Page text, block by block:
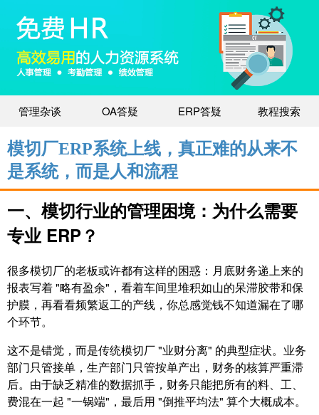
管理杂谈 OA答疑 ERP答疑 教程搜索
模切厂ERP系统上线，真正难的从来不
是系统，而是人和流程
一、模切行业的管理困境：为什么需要
专业 ERP？
很多模切厂的老板或许都有这样的困惑：月底财务递上来的
报表写着 "略有盈余"，看着车间里堆积如山的呆滞胶带和保
护膜，再看看频繁返工的产线，你总感觉钱不知道漏在了哪
个环节。
这不是错觉，而是传统模切厂 "业财分离" 的典型症状。业务
部门只管接单，生产部门只管按单产出，财务的核算严重滞
后。由于缺乏精准的数据抓手，财务只能把所有的料、工、
费混在一起 "一锅端"，最后用 "倒推平均法" 算个大概成本。